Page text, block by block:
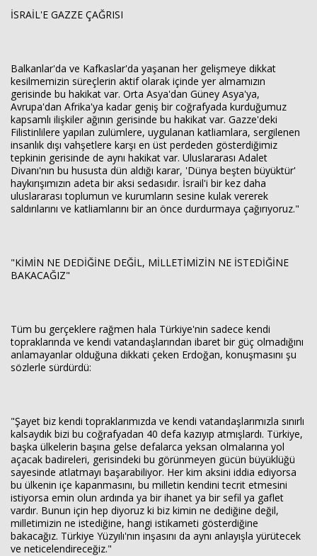
İSRAİL'E GAZZE ÇAĞRISI
Balkanlar'da ve Kafkaslar'da yaşanan her gelişmeye dikkat
kesilmemizin süreçlerin aktif olarak içinde yer almamızın
gerisinde bu hakikat var. Orta Asya'dan Güney Asya'ya,
Avrupa'dan Afrika'ya kadar geniş bir coğrafyada kurduğumuz
kapsamlı ilişkiler ağının gerisinde bu hakikat var. Gazze'deki
Filistinlilere yapılan zulümlere, uygulanan katliamlara, sergilenen
insanlık dışı vahşetlere karşı en üst perdeden gösterdiğimiz
tepkinin gerisinde de aynı hakikat var. Uluslararası Adalet
Divanı'nın bu hususta dün aldığı karar, 'Dünya beşten büyüktür'
haykırışımızın adeta bir aksi sedasıdır. İsrail'i bir kez daha
uluslararası toplumun ve kurumların sesine kulak vererek
saldırılarını ve katliamlarını bir an önce durdurmaya çağırıyoruz."
"KİMİN NE DEDİĞİNE DEĞİL, MİLLETİMİZİN NE İSTEDİĞİNE
BAKACAĞIZ"
Tüm bu gerçeklere rağmen hala Türkiye'nin sadece kendi
topraklarında ve kendi vatandaşlarından ibaret bir güç olmadığını
anlamayanlar olduğuna dikkati çeken Erdoğan, konuşmasını şu
sözlerle sürdürdü:
"Şayet biz kendi topraklarımızda ve kendi vatandaşlarımızla sınırlı
kalsaydık bizi bu coğrafyadan 40 defa kazıyıp atmışlardı. Türkiye,
başka ülkelerin başına gelse defalarca yeksan olmalarına yol
açacak badireleri, gerisindeki bu görünmeyen gücün büyüklüğü
sayesinde atlatmayı başarabiliyor. Her kim aksini iddia ediyorsa
bu ülkenin içe kapanmasını, bu milletin kendini tecrit etmesini
istiyorsa emin olun ardında ya bir ihanet ya bir sefil ya gaflet
vardır. Bunun için hep diyoruz ki biz kimin ne dediğine değil,
milletimizin ne istediğine, hangi istikameti gösterdiğine
bakacağız. Türkiye Yüzyılı'nın inşasını da aynı anlayışla yürütecek
ve neticelendireceğiz."